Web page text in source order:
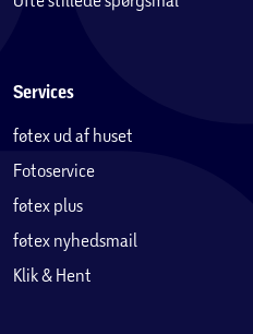
Kantmåtte: 20 mm skum
Services
føtex ud af huset
Fotoservice
føtex plus
føtex nyhedsmail
Klik & Hent